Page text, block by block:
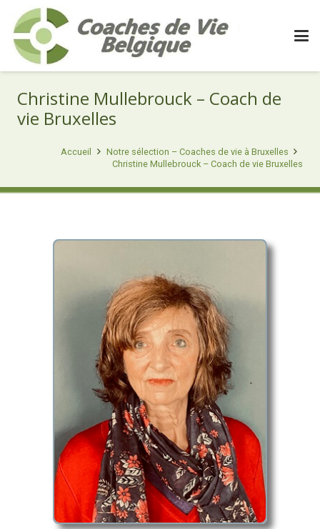
Christine Mullebrouck – Coach de
vie Bruxelles
Accueil
Notre sélection – Coaches de vie à Bruxelles
Christine Mullebrouck – Coach de vie Bruxelles